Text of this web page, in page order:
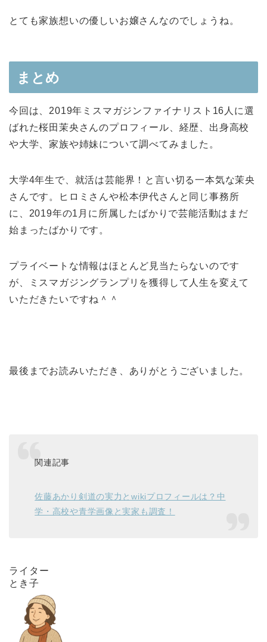
とても家族想いの優しいお嬢さんなのでしょうね。
まとめ
今回は、2019年ミスマガジンファイナリスト16人に選
ばれた桜田茉央さんのプロフィール、経歴、出身高校
や大学、家族や姉妹について調べてみました。
大学4年生で、就活は芸能界！と言い切る一本気な茉央
さんです。ヒロミさんや松本伊代さんと同じ事務所
に、2019年の1月に所属したばかりで芸能活動はまだ
始まったばかりです。
プライベートな情報はほとんど見当たらないのです
が、ミスマガジングランプリを獲得して人生を変えて
いただきたいですね＾＾
最後までお読みいただき、ありがとうございました。
関連記事
佐藤あかり剣道の実力とwikiプロフィールは？中
学・高校や青学画像と実家も調査！
ライター
とき子